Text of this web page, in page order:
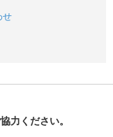
せ
力ください。